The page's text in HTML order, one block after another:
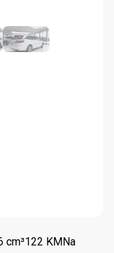
cm³122 KM Na